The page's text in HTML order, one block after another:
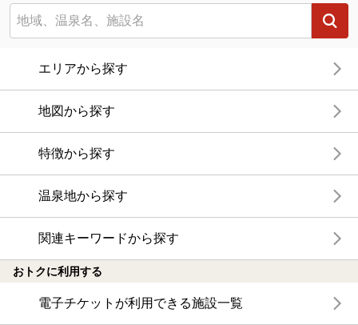
エリアから探す
地図から探す
特徴から探す
温泉地から探す
関連キーワードから探す
おトクに利用する
電子チケットが利用できる施設一覧